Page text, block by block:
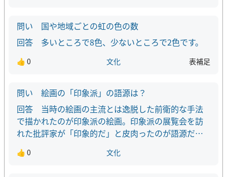
国や地域ごとの虹の色の数
多いところで8色、少ないところで2色です。
👍 0 文化 表補足
絵画の「印象派」の語源は？
当時の絵画の主流とは逸脱した前衛的な手法
で描かれたのが印象派の絵画。印象派の展覧会を訪
れた批評家が「印象的だ」と皮肉ったのが語源だと
👍 0 文化